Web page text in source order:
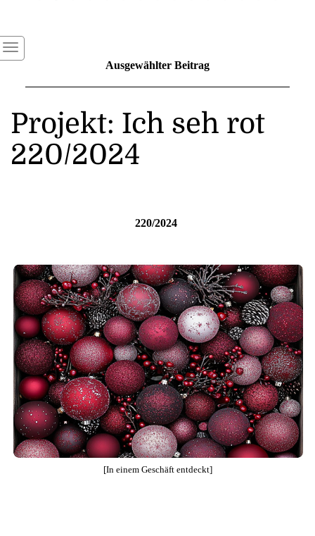
Ausgewählter Beitrag
Projekt: Ich seh rot
220/2024
220/2024
[In einem Geschäft entdeckt]